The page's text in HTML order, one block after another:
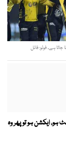
ہے۔ فوٹو: فائل
ایکشن ہو تو پھر وہ